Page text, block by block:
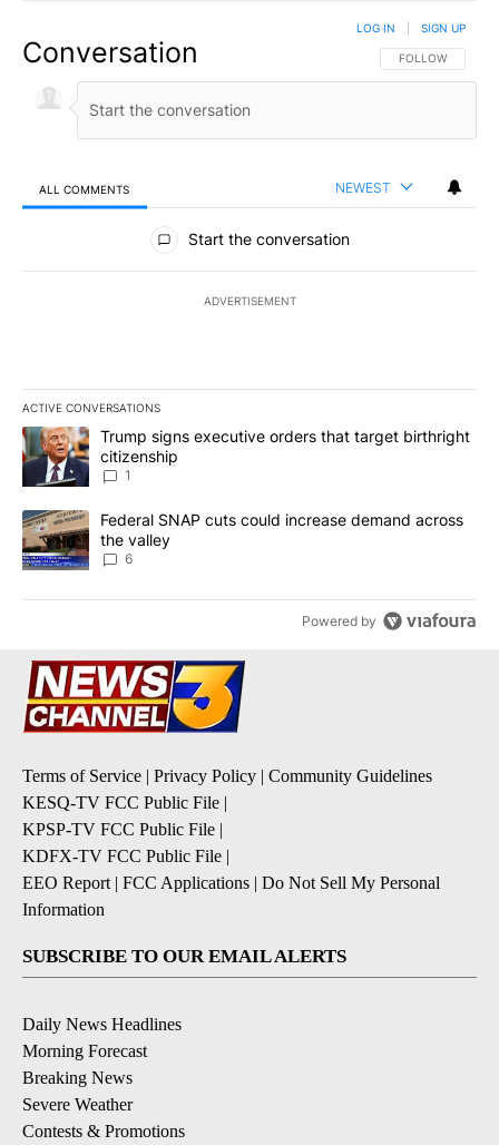
Conversation FOLLOW THIS
FOLLOW
LOG IN SIGN UP
ALL COMMENTS NEWEST
All Comments
Start the conversation
ADVERTISEMENT
ACTIVE CONVERSATIONS
The following is a list of the most commented articles in the last
A trending article titled "Trump signs executive orders that
Trump signs executive orders that target birthright
citizenship
1
A trending article titled "Federal SNAP cuts could increase
Federal SNAP cuts could increase demand across
the valley
6
Powered by
Terms of Service | Privacy Policy | Community Guidelines
KESQ-TV FCC Public File |
KPSP-TV FCC Public File |
KDFX-TV FCC Public File |
EEO Report | FCC Applications | Do Not Sell My Personal
Information
SUBSCRIBE TO OUR EMAIL ALERTS
Daily News Headlines
Morning Forecast
Breaking News
Severe Weather
Contests & Promotions